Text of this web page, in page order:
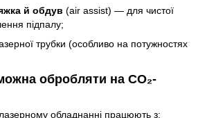
й обдув (air assist) — для чистої
підпалу;
трубки (особливо на потужностях
обробляти на CO₂-
обладнанні працюють з: